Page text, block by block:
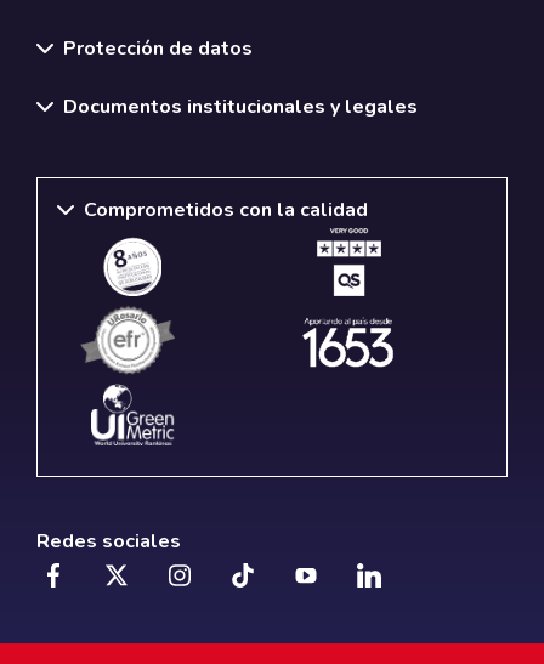
Protección de datos
Documentos institucionales y legales
Comprometidos con la calidad
Redes sociales